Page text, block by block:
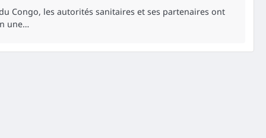
Congo, les autorités sanitaires et ses partenaires ont
une…